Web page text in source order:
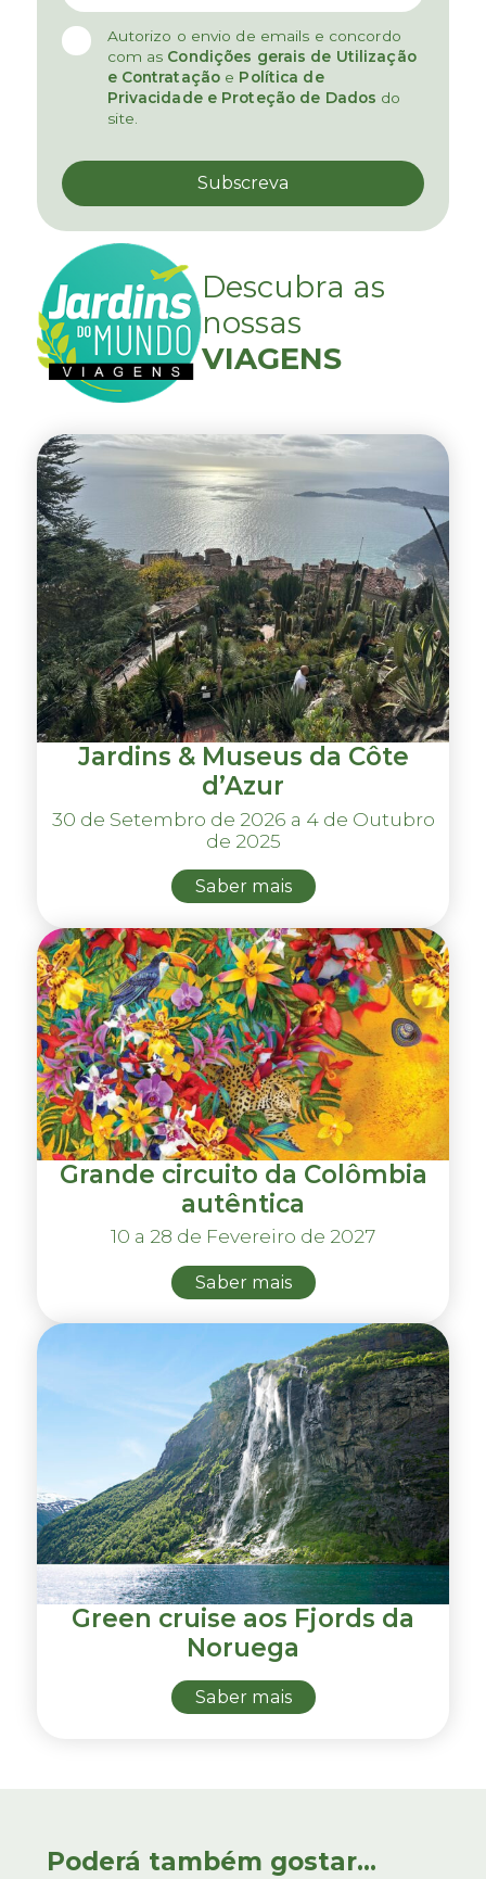
Autorizo o envio de emails e concordo
com as Condições gerais de Utilização
e Contratação e Política de
Privacidade e Proteção de Dados do
site.
Descubra as
nossas
VIAGENS
Jardins & Museus da Côte
d’Azur
30 de Setembro de 2026 a 4 de Outubro
de 2025
Saber mais
Grande circuito da Colômbia
autêntica
10 a 28 de Fevereiro de 2027
Saber mais
Green cruise aos Fjords da
Noruega
Saber mais
Poderá também gostar...